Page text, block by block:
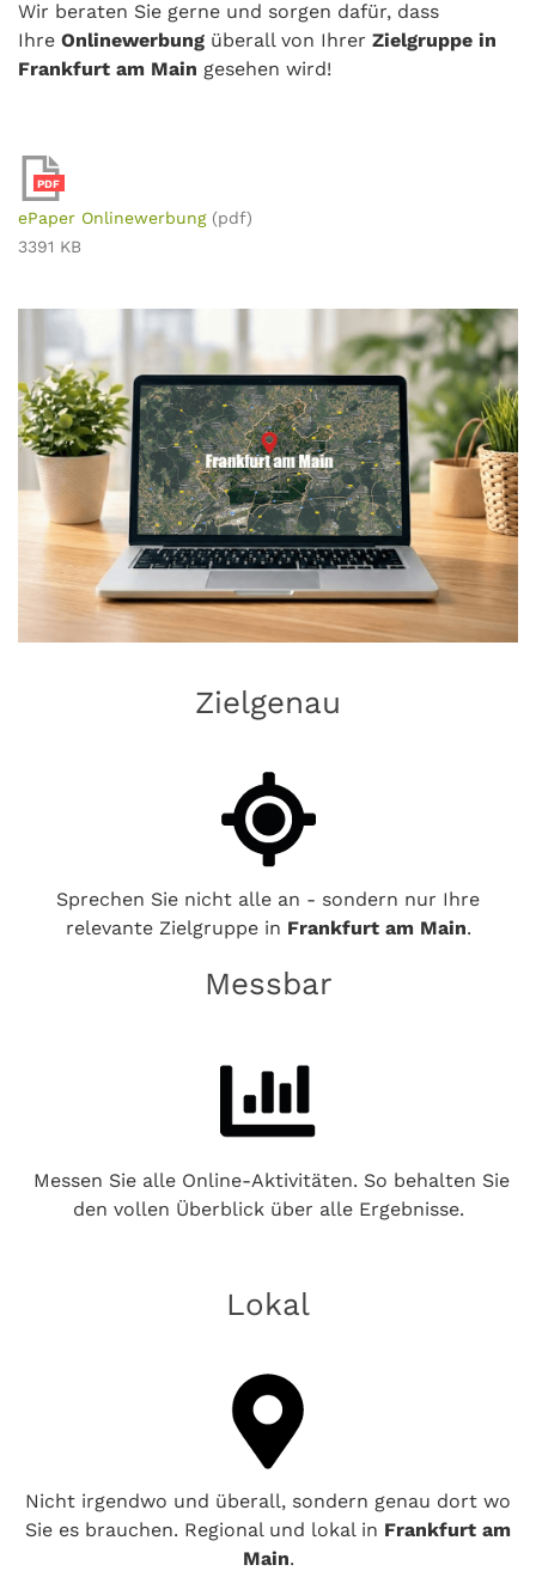
Wir beraten Sie gerne und sorgen dafür, dass
Ihre Onlinewerbung überall von Ihrer Zielgruppe in
Frankfurt am Main gesehen wird!
PDF
ePaper Onlinewerbung (pdf)
3391 KB
Zielgenau
Sprechen Sie nicht alle an - sondern nur Ihre
relevante Zielgruppe in Frankfurt am Main.
Messbar
Messen Sie alle Online-Aktivitäten. So behalten Sie
den vollen Überblick über alle Ergebnisse.
Lokal
Nicht irgendwo und überall, sondern genau dort wo
Sie es brauchen. Regional und lokal in Frankfurt am
Main.